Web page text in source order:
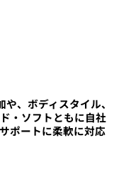
、ボディスタイル、
・ソフトともに自社
ポートに柔軟に対応